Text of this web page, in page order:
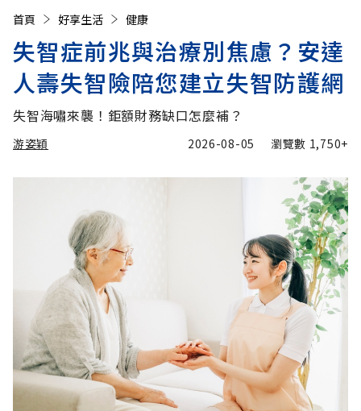
首頁 好享生活 健康
失智症前兆與治療別焦慮？安達
人壽失智險陪您建立失智防護網
失智海嘯來襲！鉅額財務缺口怎麼補？
游姿穎 2026-08-05 瀏覽數 1,750+